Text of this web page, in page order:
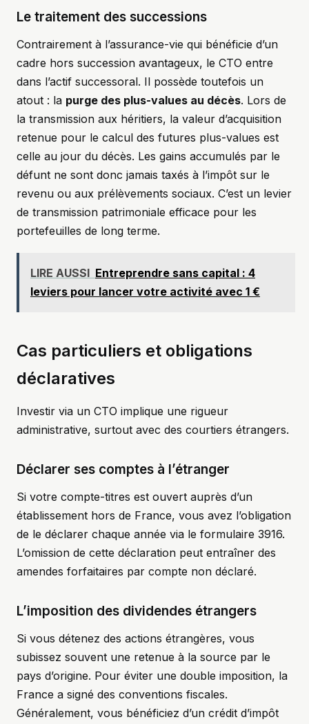
Le traitement des successions
Contrairement à l’assurance-vie qui bénéficie d’un
cadre hors succession avantageux, le CTO entre
dans l’actif successoral. Il possède toutefois un
atout : la purge des plus-values au décès. Lors de
la transmission aux héritiers, la valeur d’acquisition
retenue pour le calcul des futures plus-values est
celle au jour du décès. Les gains accumulés par le
défunt ne sont donc jamais taxés à l’impôt sur le
revenu ou aux prélèvements sociaux. C’est un levier
de transmission patrimoniale efficace pour les
portefeuilles de long terme.
LIRE AUSSI Entreprendre sans capital : 4
leviers pour lancer votre activité avec 1 €
Cas particuliers et obligations
déclaratives
Investir via un CTO implique une rigueur
administrative, surtout avec des courtiers étrangers.
Déclarer ses comptes à l’étranger
Si votre compte-titres est ouvert auprès d’un
établissement hors de France, vous avez l’obligation
de le déclarer chaque année via le formulaire 3916.
L’omission de cette déclaration peut entraîner des
amendes forfaitaires par compte non déclaré.
L’imposition des dividendes étrangers
Si vous détenez des actions étrangères, vous
subissez souvent une retenue à la source par le
pays d’origine. Pour éviter une double imposition, la
France a signé des conventions fiscales.
Généralement, vous bénéficiez d’un crédit d’impôt